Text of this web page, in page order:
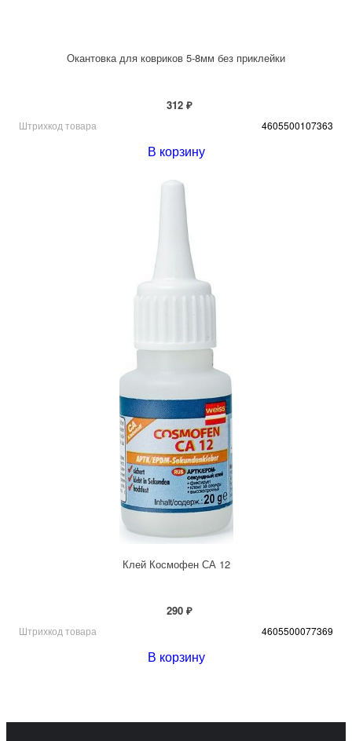
Окантовка для ковриков 5-8мм без приклейки
312 ₽
Штрихкод товара 4605500107363
В корзину
Клей Космофен СА 12
290 ₽
Штрихкод товара 4605500077369
В корзину